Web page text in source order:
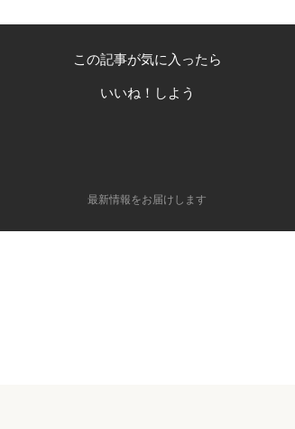
この記事が気に入ったら
いいね！しよう
最新情報をお届けします